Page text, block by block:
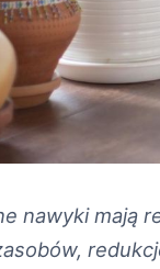
nawyki mają